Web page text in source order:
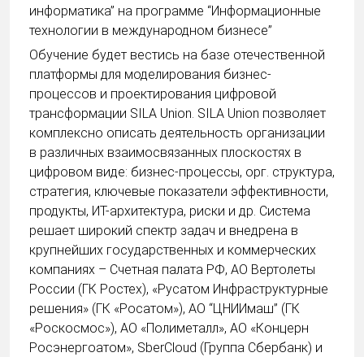
информатика” на программе “Информационные
технологии в международном бизнесе”
Обучение будет вестись на базе отечественной
платформы для моделирования бизнес-
процессов и проектирования цифровой
трансформации SILA Union. SILA Union позволяет
комплексно описать деятельность организации
в различных взаимосвязанных плоскостях в
цифровом виде: бизнес-процессы, орг. структура,
стратегия, ключевые показатели эффективности,
продукты, ИТ-архитектура, риски и др. Система
решает широкий спектр задач и внедрена в
крупнейших государственных и коммерческих
компаниях – Счетная палата РФ, АО Вертолеты
России (ГК Ростех), «Русатом Инфраструктурные
решения» (ГК «Росатом»), АО “ЦНИИмаш” (ГК
«Роскосмос»), АО «Полиметалл», АО «Концерн
Росэнергоатом», SberCloud (Группа Сбербанк) и